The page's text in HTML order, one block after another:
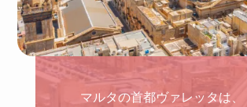
マルタの首都ヴァレッタは、